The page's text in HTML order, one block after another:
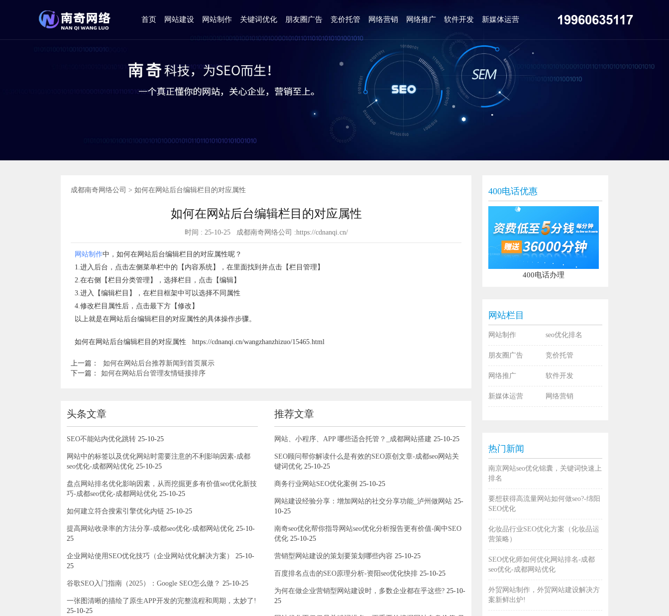
首页 网站建设 网站制作 关键词优化 朋友圈广告 竞价托管 网络营销 网络推广 软件开发 新媒体运营 19960635117
成都南奇网络公司 > 如何在网站后台编辑栏目的对应属性
如何在网站后台编辑栏目的对应属性
时间 : 25-10-25 成都南奇网络公司 :https://cdnanqi.cn/
网站制作中，如何在网站后台编辑栏目的对应属性呢？
1.进入后台，点击左侧菜单栏中的【内容系统】，在里面找到并点击【栏目管理】
2.在右侧【栏目分类管理】，选择栏目，点击【编辑】
3.进入【编辑栏目】，在栏目框架中可以选择不同属性
4.修改栏目属性后，点击最下方【修改】
以上就是在网站后台编辑栏目的对应属性的具体操作步骤。
如何在网站后台编辑栏目的对应属性 https://cdnanqi.cn/wangzhanzhizuo/15465.html
上一篇：
如何在网站后台推荐新闻到首页展示
下一篇：
如何在网站后台管理友情链接排序
头条文章
SEO不能站内优化跳转 25-10-25
网站中的标签以及优化网站时需要注意的不利影响因素-成都
seo优化-成都网站优化 25-10-25
盘点网站排名优化影响因素，从而挖掘更多有价值seo优化新技
巧-成都seo优化-成都网站优化 25-10-25
如何建立符合搜索引擎优化内链 25-10-25
提高网站收录率的方法分享-成都seo优化-成都网站优化 25-10-
25
企业网站使用SEO优化技巧（企业网站优化解决方案）
25-10-
25
谷歌SEO入门指南（2025）：Google SEO怎么做？ 25-10-25
一张图清晰的描绘了原生APP开发的完整流程和周期，太妙了!
25-10-25
推荐文章
网站、小程序、APP 哪些适合托管？_成都网站搭建 25-10-25
SEO顾问帮你解读什么是有效的SEO原创文章-成都seo网站关
键词优化25-10-25
商务行业网站SEO优化案例 25-10-25
网站建设经验分享：增加网站的社交分享功能_泸州做网站25-
10-25
南奇seo优化帮你指导网站seo优化分析报告更有价值-阆中SEO
优化25-10-25
营销型网站建设的策划要策划哪些内容 25-10-25
百度排名点击的SEO原理分析-资阳seo优化快排25-10-25
为何在做企业营销型网站建设时，多数企业都在乎这些?25-10-
25
400电话优惠
400电话办理
网站栏目
网站制作 seo优化排名
朋友圈广告 竞价托管
网络推广 软件开发
新媒体运营 网络营销
热门新闻
南京网站seo优化锦囊，关键词快速上
排名
要想获得高流量网站如何做seo?-绵阳
SEO优化
化妆品行业SEO优化方案（化妆品运
营策略）
SEO优化师如何优化网站排名-成都
seo优化-成都网站优化
外贸网站制作，外贸网站建设解决方
案新鲜出炉!